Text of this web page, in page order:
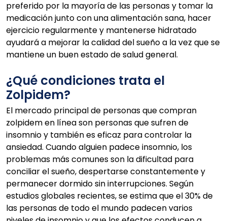
preferido por la mayoría de las personas y tomar la
medicación junto con una alimentación sana, hacer
ejercicio regularmente y mantenerse hidratado
ayudará a mejorar la calidad del sueño a la vez que se
mantiene un buen estado de salud general.
¿Qué condiciones trata el
Zolpidem?
El mercado principal de personas que compran
zolpidem en línea son personas que sufren de
insomnio y también es eficaz para controlar la
ansiedad. Cuando alguien padece insomnio, los
problemas más comunes son la dificultad para
conciliar el sueño, despertarse constantemente y
permanecer dormido sin interrupciones. Según
estudios globales recientes, se estima que el 30% de
las personas de todo el mundo padecen varios